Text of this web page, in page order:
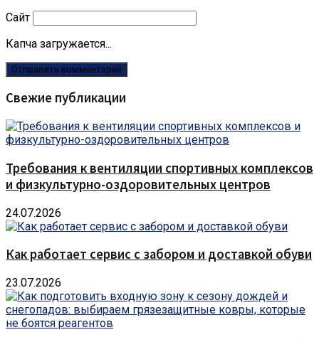
Сайт
Капча загружается...
Свежие публикации
Требования к вентиляции спортивных комплексов
и физкультурно-оздоровительных центров
24.07.2026
Как работает сервис с забором и доставкой обуви
23.07.2026